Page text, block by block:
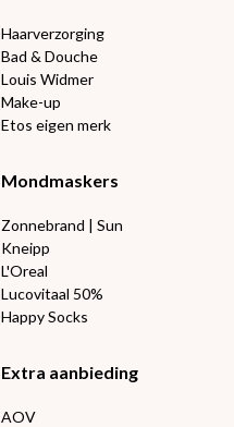
Haarverzorging
Bad & Douche
Louis Widmer
Make-up
Etos eigen merk
Mondmaskers
Zonnebrand | Sun
Kneipp
L'Oreal
Lucovitaal 50%
Happy Socks
Extra aanbieding
AOV